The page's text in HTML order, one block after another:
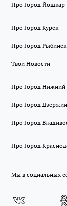
Про Город
Про Город Курск
Про Город Рыбинск
Твои Новости
Про Город Нижний
Про Город
Про Город
Про Город
Мы в социальных